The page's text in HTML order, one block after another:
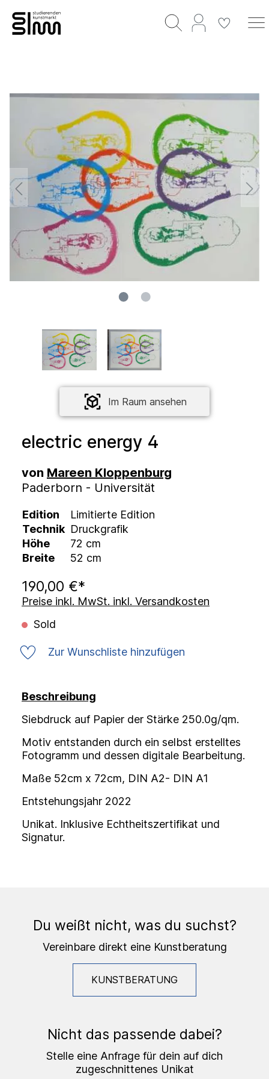
Im Raum ansehen
electric energy 4
von Mareen Kloppenburg
Paderborn - Universität
Edition
Limitierte Edition
Technik Druckgrafik
Höhe
72 cm
Breite
52 cm
190,00 €*
Preise inkl. MwSt. inkl. Versandkosten
Sold
Zur Wunschliste hinzufügen
Beschreibung
Siebdruck auf Papier der Stärke 250.0g/qm.
Motiv entstanden durch ein selbst erstelltes
Fotogramm und dessen digitale Bearbeitung.
Maße 52cm x 72cm, DIN A2- DIN A1
Entstehungsjahr 2022
Unikat. Inklusive Echtheitszertifikat und
Signatur.
Du weißt nicht, was du suchst?
Vereinbare direkt eine Kunstberatung
KUNSTBERATUNG
Nicht das passende dabei?
Stelle eine Anfrage für dein auf dich
zugeschnittenes Unikat